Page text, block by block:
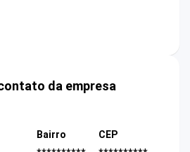
da empresa
Bairro
CEP